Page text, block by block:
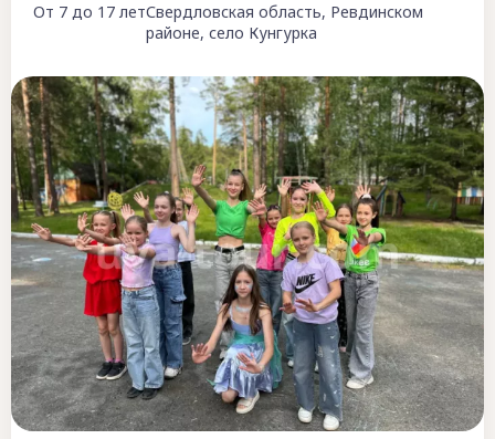
От 7 до 17 летСвердловская область, Ревдинском
районе, село Кунгурка